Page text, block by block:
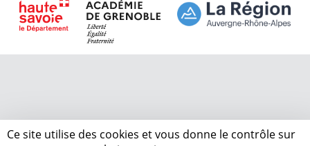
Ce site utilise des cookies et vous donne le contrôle sur